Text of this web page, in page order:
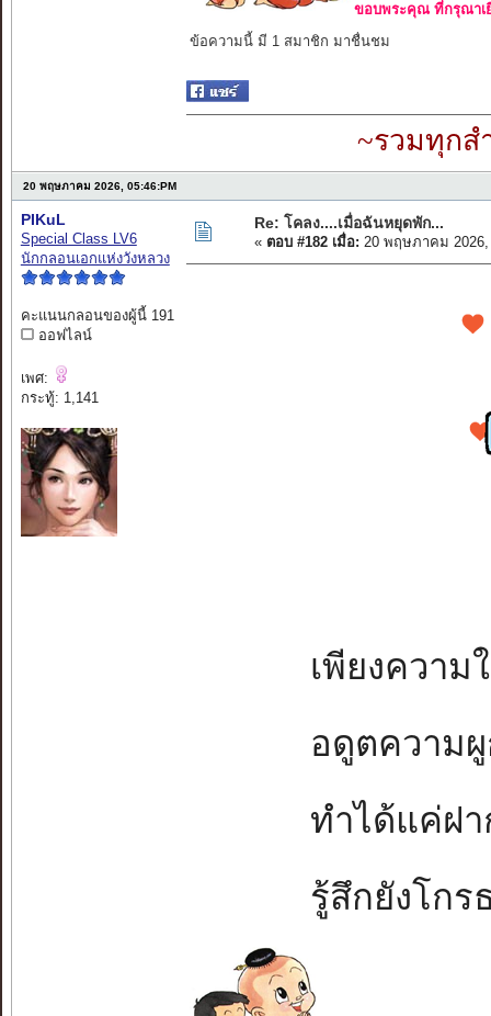
ขอบพระคุณ ที่กรุณาเ
ข้อความนี้ มี 1 สมาชิก มาชื่นชม
~รวมทุกส
20 พฤษภาคม 2026, 05:46:PM
PIKuL
Special Class LV6
นักกลอนเอกแห่งวังหลวง
คะแนนกลอนของผู้นี้ 191
ออฟไลน์
เพศ:
กระทู้: 1,141
Re: โคลง....เมื่อฉันหยุดพัก...
« ตอบ #182 เมื่อ: 20 พฤษภาคม 2026,
เพียงความ
อดูตความ
ทำได้แค่ฝา
รู้สึกยังโกร